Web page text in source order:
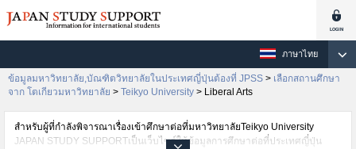
ภาษาไทย
ข้อมูลมหาวิทยาลัย,บัณฑิตวิทยาลัยในประเทศญี่ปุ่นต้องที่ JPSS > เลือกสถานศึกษา
จาก โตเกียวมหาวิทยาลัย > Teikyo University > Liberal Arts
สำหรับผู้ที่กำลังพิจารณาเรื่องเข้าศึกษาต่อที่มหาวิทยาลัยTeikyo University
JAPAN STUDY SUPPORTเป็นเว็บไซต์ให้ข้อมูลการศึกษาต่อที่ประเทศญี่ปุ่น